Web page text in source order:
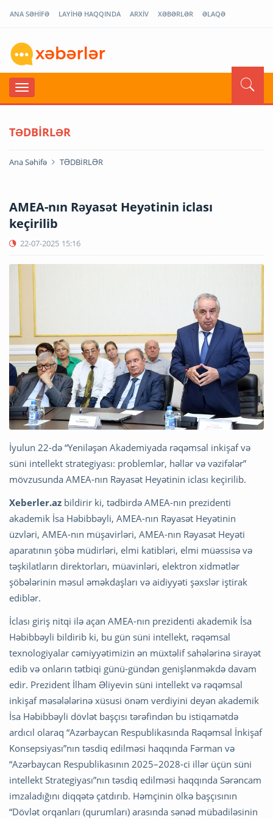
ANA SƏHİFƏ LAYİHƏ HAQQINDA ARXİV XƏBƏRLƏR ƏLAQƏ
TƏDBİRLƏR
Ana Səhifə TƏDBİRLƏR
AMEA-nın Rəyasət Heyətinin iclası
keçirilib
22-07-2025 15:16
İyulun 22-də “Yeniləşən Akademiyada rəqəmsal inkişaf və
süni intellekt strategiyası: problemlər, həllər və vəzifələr”
mövzusunda AMEA-nın Rəyasət Heyətinin iclası keçirilib.
Xeberler.az bildirir ki, tədbirdə AMEA-nın prezidenti
akademik İsa Həbibbəyli, AMEA-nın Rəyasət Heyətinin
üzvləri, AMEA-nın müşavirləri, AMEA-nın Rəyasət Heyəti
aparatının şöbə müdirləri, elmi katibləri, elmi müəssisə və
təşkilatların direktorları, müavinləri, elektron xidmətlər
şöbələrinin məsul əməkdaşları və aidiyyəti şəxslər iştirak
ediblər.
İclası giriş nitqi ilə açan AMEA-nın prezidenti akademik İsa
Həbibbəyli bildirib ki, bu gün süni intellekt, rəqəmsal
texnologiyalar cəmiyyətimizin ən müxtəlif sahələrinə sirayət
edib və onların tətbiqi günü-gündən genişlənməkdə davam
edir. Prezident İlham Əliyevin süni intellekt və rəqəmsal
inkişaf məsələlərinə xüsusi önəm verdiyini deyən akademik
İsa Həbibbəyli dövlət başçısı tərəfindən bu istiqamətdə
ardıcıl olaraq “Azərbaycan Respublikasında Rəqəmsal İnkişaf
Konsepsiyası”nın təsdiq edilməsi haqqında Fərman və
“Azərbaycan Respublikasının 2025–2028-ci illər üçün süni
intellekt Strategiyası”nın təsdiq edilməsi haqqında Sərəncam
imzaladığını diqqətə çatdırıb. Həmçinin ölkə başçısının
“Dövlət orqanları (qurumları) arasında sənəd mübadiləsinin